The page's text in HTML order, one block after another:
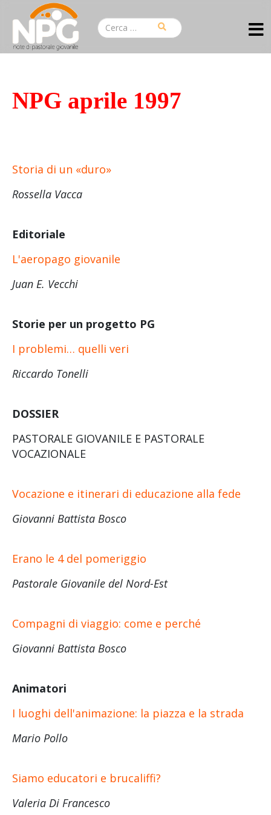
NPG aprile 1997
Storia di un «duro»
Rossella Vacca
Editoriale
L'aeropago giovanile
Juan E. Vecchi
Storie per un progetto PG
I problemi… quelli veri
Riccardo Tonelli
DOSSIER
PASTORALE GIOVANILE E PASTORALE
VOCAZIONALE
Vocazione e itinerari di educazione alla fede
Giovanni Battista Bosco
Erano le 4 del pomeriggio
Pastorale Giovanile del Nord-Est
Compagni di viaggio: come e perché
Giovanni Battista Bosco
Animatori
I luoghi dell'animazione: la piazza e la strada
Mario Pollo
Siamo educatori e brucaliffi?
Valeria Di Francesco